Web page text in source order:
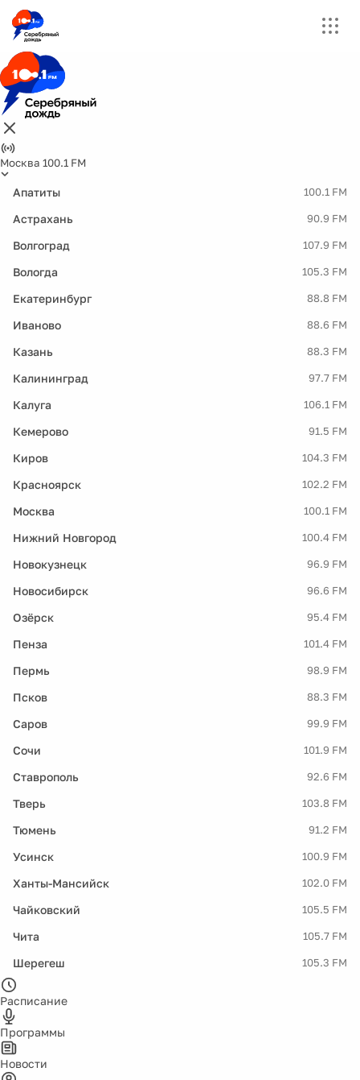
Москва 100.1 FM
Апатиты 100.1 FM
Астрахань 90.9 FM
Волгоград 107.9 FM
Вологда 105.3 FM
Екатеринбург 88.8 FM
Иваново 88.6 FM
Казань 88.3 FM
Калининград 97.7 FM
Калуга 106.1 FM
Кемерово 91.5 FM
Киров 104.3 FM
Красноярск 102.2 FM
Москва 100.1 FM
Нижний Новгород 100.4 FM
Новокузнецк 96.9 FM
Новосибирск 96.6 FM
Озёрск 95.4 FM
Пенза 101.4 FM
Пермь 98.9 FM
Псков 88.3 FM
Саров 99.9 FM
Сочи 101.9 FM
Ставрополь 92.6 FM
Тверь 103.8 FM
Тюмень 91.2 FM
Усинск 100.9 FM
Ханты-Мансийск 102.0 FM
Чайковский 105.5 FM
Чита 105.7 FM
Шерегеш 105.3 FM
Расписание
Программы
Новости